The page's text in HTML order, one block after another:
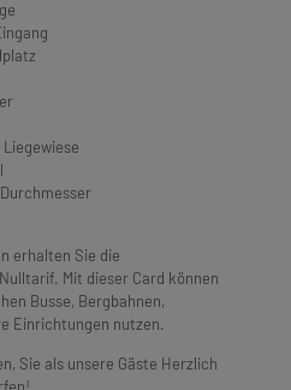
erhalten Sie die
Mit dieser Card können
Busse, Bergbahnen,
Einrichtungen nutzen.
Sie als unsere Gäste Herzlich